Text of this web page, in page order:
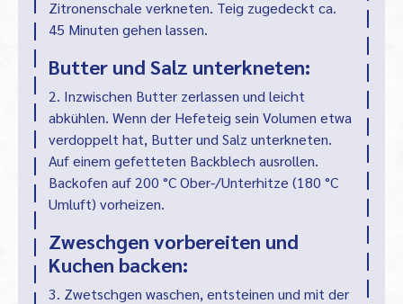
Zitronenschale verkneten. Teig zugedeckt ca.
45 Minuten gehen lassen.
Butter und Salz unterkneten:
2. Inzwischen Butter zerlassen und leicht
abkühlen. Wenn der Hefeteig sein Volumen etwa
verdoppelt hat, Butter und Salz unterkneten.
Auf einem gefetteten Backblech ausrollen.
Backofen auf 200 °C Ober-/Unterhitze (180 °C
Umluft) vorheizen.
Zweschgen vorbereiten und
Kuchen backen:
3. Zwetschgen waschen, entsteinen und mit der